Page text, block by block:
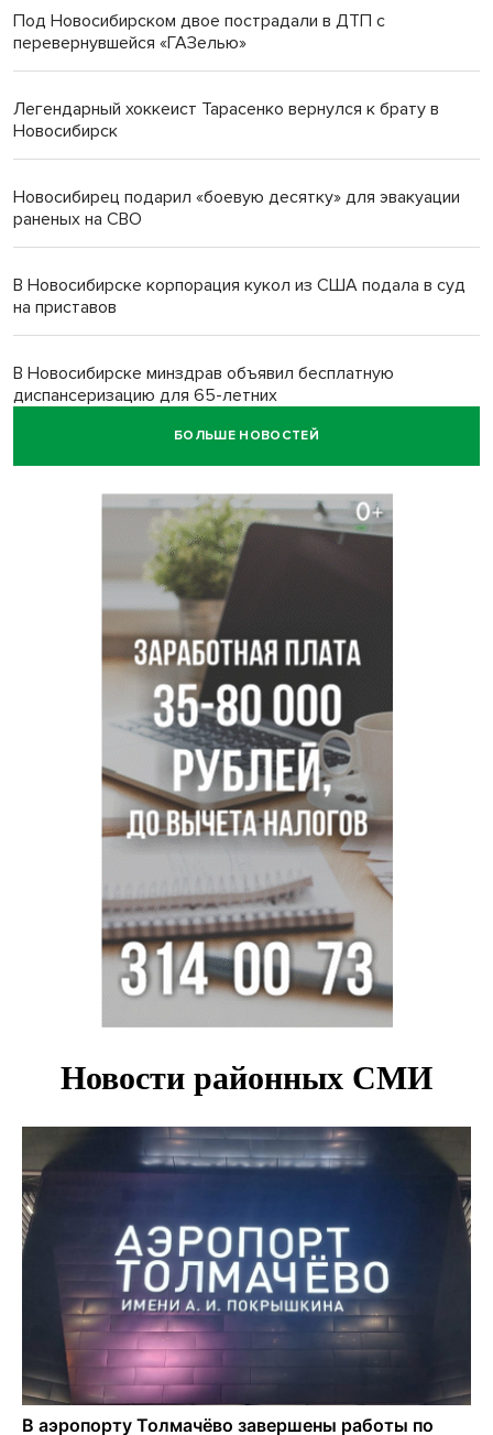
Под Новосибирском двое пострадали в ДТП с
перевернувшейся «ГАЗелью»
Легендарный хоккеист Тарасенко вернулся к брату в
Новосибирск
Новосибирец подарил «боевую десятку» для эвакуации
раненых на СВО
В Новосибирске корпорация кукол из США подала в суд
на приставов
В Новосибирске минздрав объявил бесплатную
диспансеризацию для 65-летних
В Новосибирске врачи прооперировали 25 тысяч
Знаменитый орангутан Бату отметил юбилей в
новосибирском зоопарке
Новосибирские хирурги спасли сердце восьмиклассницы
с донорским клапаном
Более тысячи новосибирцев открыли День
физкультурника на набережной
БОЛЬШЕ НОВОСТЕЙ